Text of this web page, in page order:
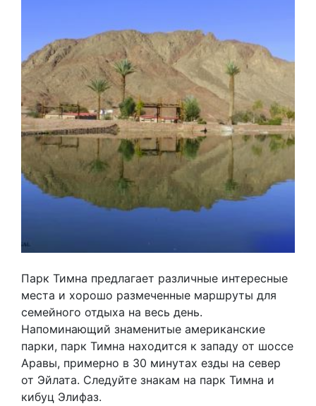
Парк Тимна предлагает различные интересные
места и хорошо размеченные маршруты для
семейного отдыха на весь день.
Напоминающий знаменитые американские
парки, парк Тимна находится к западу от шоссе
Аравы, примерно в 30 минутах езды на север
от Эйлата. Следуйте знакам на парк Тимна и
кибуц Элифаз.